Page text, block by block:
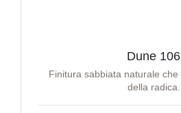
Dune 106
Finitura sabbiata naturale
della radica.